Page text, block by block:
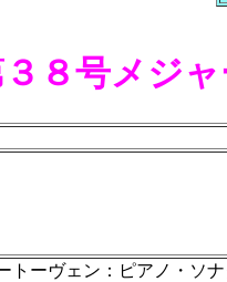
８号メジャ
トーヴェン：ピアノ・ソ